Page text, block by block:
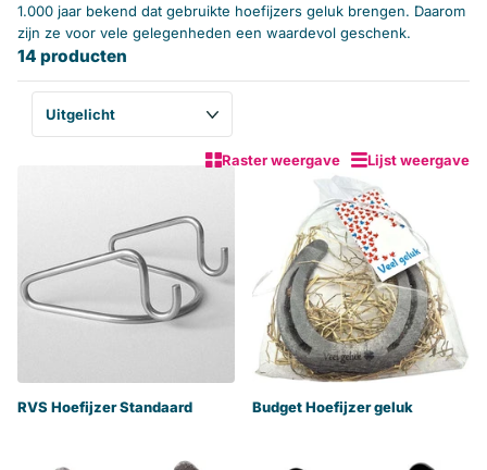
1.000 jaar bekend dat gebruikte hoefijzers geluk brengen. Daarom
zijn ze voor vele gelegenheden een waardevol geschenk.
14 producten
Raster weergave Lijst weergave
RVS Hoefijzer Standaard Budget Hoefijzer geluk